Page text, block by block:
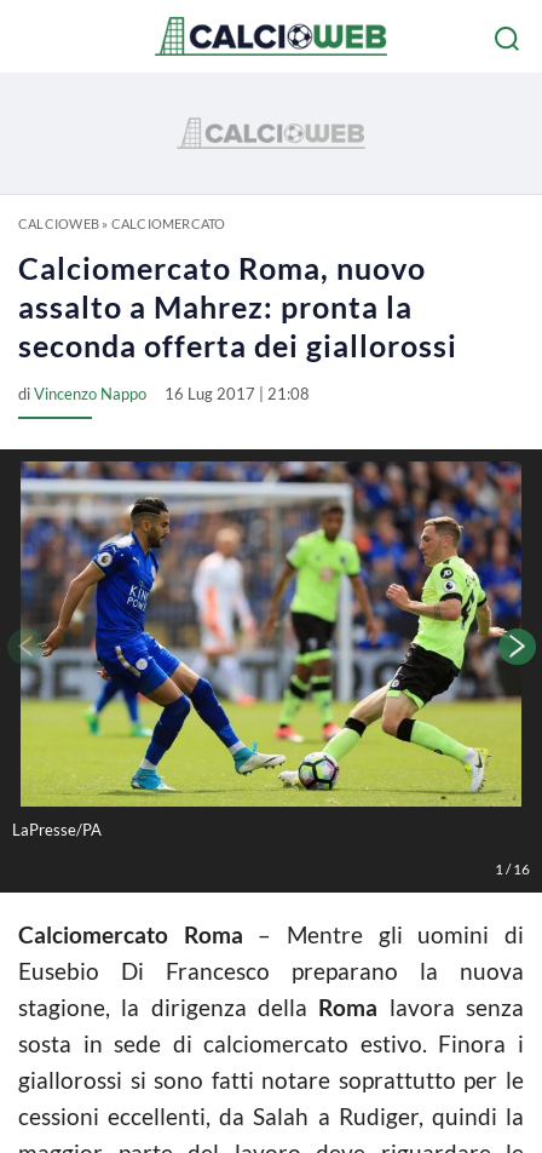
CALCIOWEB» CALCIOMERCATO
Calciomercato Roma, nuovo
assalto a Mahrez: pronta la
seconda offerta dei giallorossi
diVincenzo Nappo 16 Lug 2017 | 21:08
LaPresse/PA
1 /16
Calciomercato Roma – Mentre gli uomini di
Eusebio Di Francesco preparano la nuova
stagione, la dirigenza della Roma lavora senza
sosta in sede di calciomercato estivo. Finora i
giallorossi si sono fatti notare soprattutto per le
cessioni eccellenti, da Salah a Rudiger, quindi la